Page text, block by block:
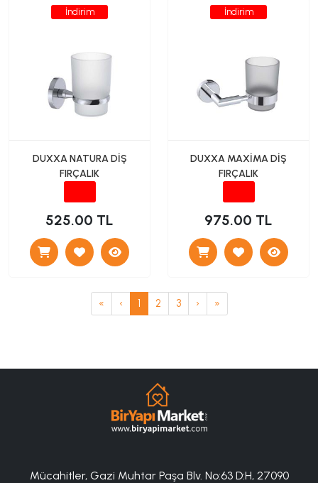
İndirim
DUXXA NATURA DİŞ
FIRÇALIK
525.00 TL
İndirim
DUXXA MAXİMA DİŞ
FIRÇALIK
975.00 TL
« ‹ 1 2 3 › »
Mücahitler, Gazi Muhtar Paşa Blv. No:63 D:H, 27090